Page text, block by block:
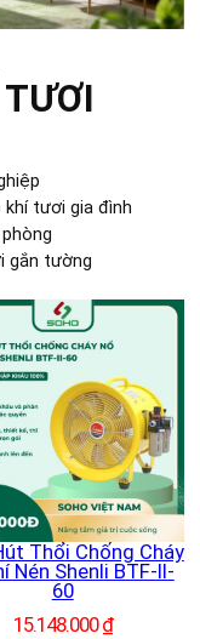
khí tươi gia đình
gắn tường
Thổi Chống Cháy
Nén Shenli BTF-II-
60
15.148.000₫